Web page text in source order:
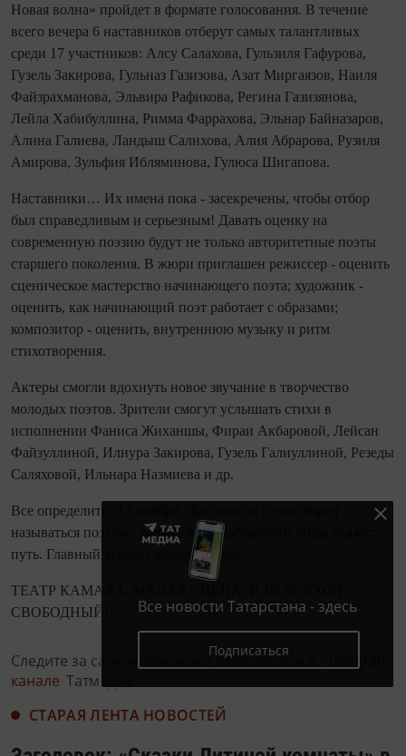
Новая волна» пройдет в формате голосования. В течение
всего вечера 6 наставников отберут самых талантливых
среди 17 участников: Алсу Салахова, Гульзиля Гафурова,
Гузель Закирова, Гульназ Газизова, Азат Миргаязов, Наиля
Файзрахманова, Эльвира Рафикова, Регина Газизянова,
Лейла Хабибуллина, Римма Фаррахова, Эльнар Байназаров,
Алина Галиева, Ландыш Салихова, Алия Абрарова, Рузиля
Амирова, Зульфия Ибляминова, Гулюса Шигапова.
Наставники… Их имена пока - засекречены, чтобы отбор
был справедливым и серьезным! Давать оценку на
современную поэзию будут не только авторитетные поэты
старшего поколения. В жюри приглашен режиссер - оценить
сценическое мастерство начинающего поэта; художник -
оценить, как начинающий поэт работает с образами;
композитор - оценить, внутреннюю музыку и ритм
стихотворения.
Актеры смогли вдохнуть новое звучание в творчество
молодых поэтов. Зрители смогут услышать стихи в
исполнении Фаниса Жиханшы, Фираи Акбаровой, Лейсан
Файзуллиной, Илнура Закирова, Гузель Галиуллиной, Резеды
Саляховой, Ильнара Назмиева и др.
Все определится 17 ноября. Достоин ли стихотворец
называться поэтом - решать вам. Наставники лишь укажут
путь. Главный выбор сделает зритель.
ТЕАТР КАМАЛА. МАЛАЯ СЦЕНА. В 18:30. ВХОД
СВОБОДНЫЙ!
Следите за самым важным и интересным в
Telegram-
канале Татмедиа
СТАРАЯ ЛЕНТА НОВОСТЕЙ
Все новости Татарстана - здесь
Подписаться